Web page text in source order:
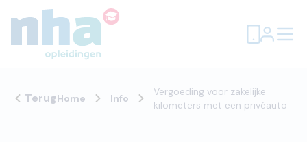
TerugHome Info
Vergoeding voor zakelijke
kilometers met een privéauto